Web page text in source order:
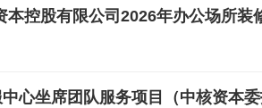
本控股有限公司2026年办公场所
心坐席团队服务项目（中核资本